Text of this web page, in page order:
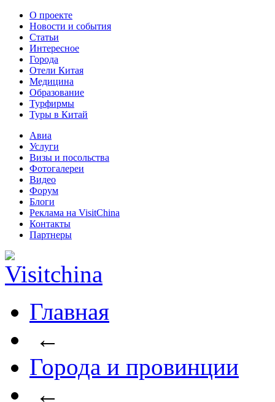
О проекте
Новости и события
Статьи
Интересное
Города
Отели Китая
Медицина
Образование
Турфирмы
Туры в Китай
Авиа
Услуги
Визы и посольства
Фотогалереи
Видео
Форум
Блоги
Реклама на VisitChina
Контакты
Партнеры
Главная
←
Города и провинции
←